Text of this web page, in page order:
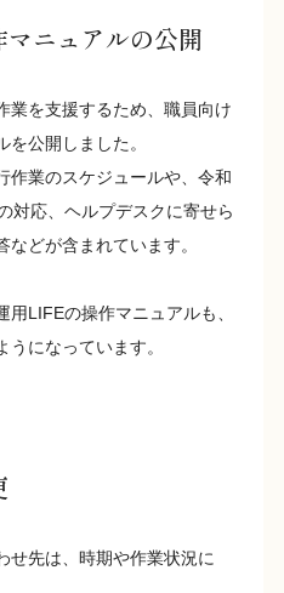
ニュアルの公開
業を支援するため、職員向け
公開しました。
作業のスケジュールや、令和
対応、ヘルプデスクに寄せら
どが含まれています。
LIFEの操作マニュアルも、
になっています。
せ先は、時期や作業状況に